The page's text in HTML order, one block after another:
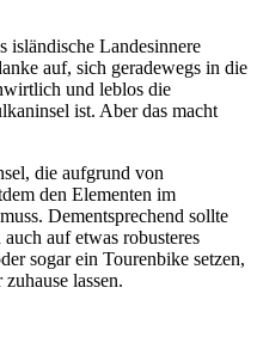
isländische Landesinnere
auf, sich geradewegs in die
und leblos die
ist. Aber das macht
die aufgrund von
den Elementen im
Dementsprechend sollte
auf etwas robusteres
sogar ein Tourenbike setzen,
lassen.